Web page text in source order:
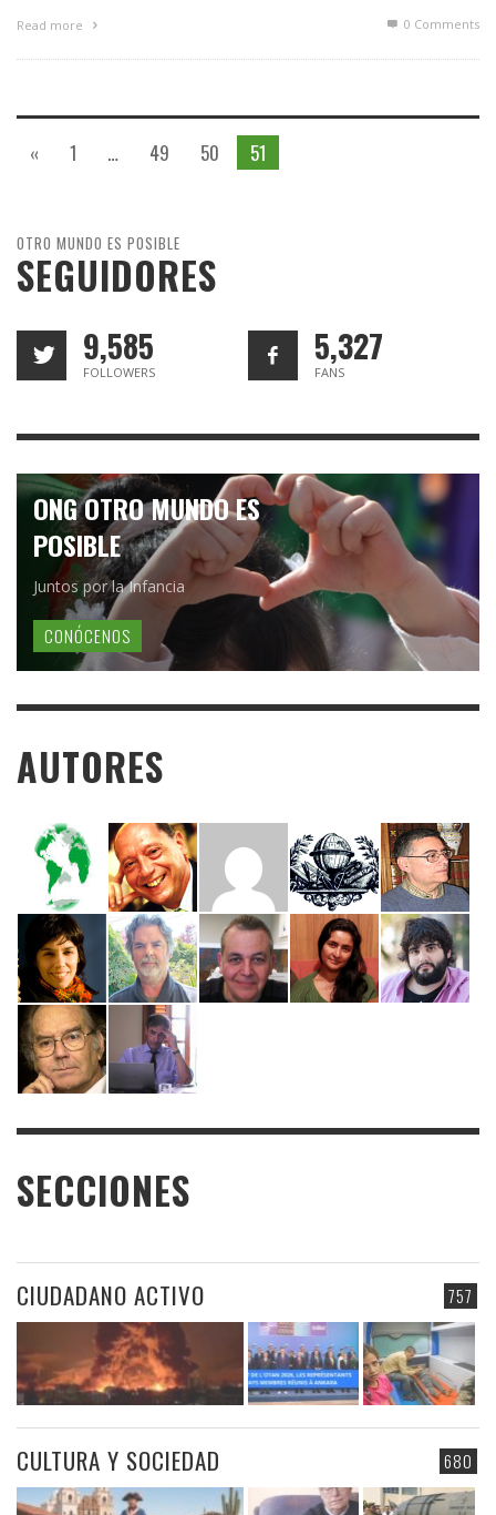
Read more 0 Comments
« 1 … 49 50 51
OTRO MUNDO ES POSIBLE
SEGUIDORES
9,585
FOLLOWERS
5,327
FANS
ONG OTRO MUNDO ES
POSIBLE
Juntos por la Infancia
CONÓCENOS
AUTORES
SECCIONES
757
CIUDADANO ACTIVO
680
CULTURA Y SOCIEDAD